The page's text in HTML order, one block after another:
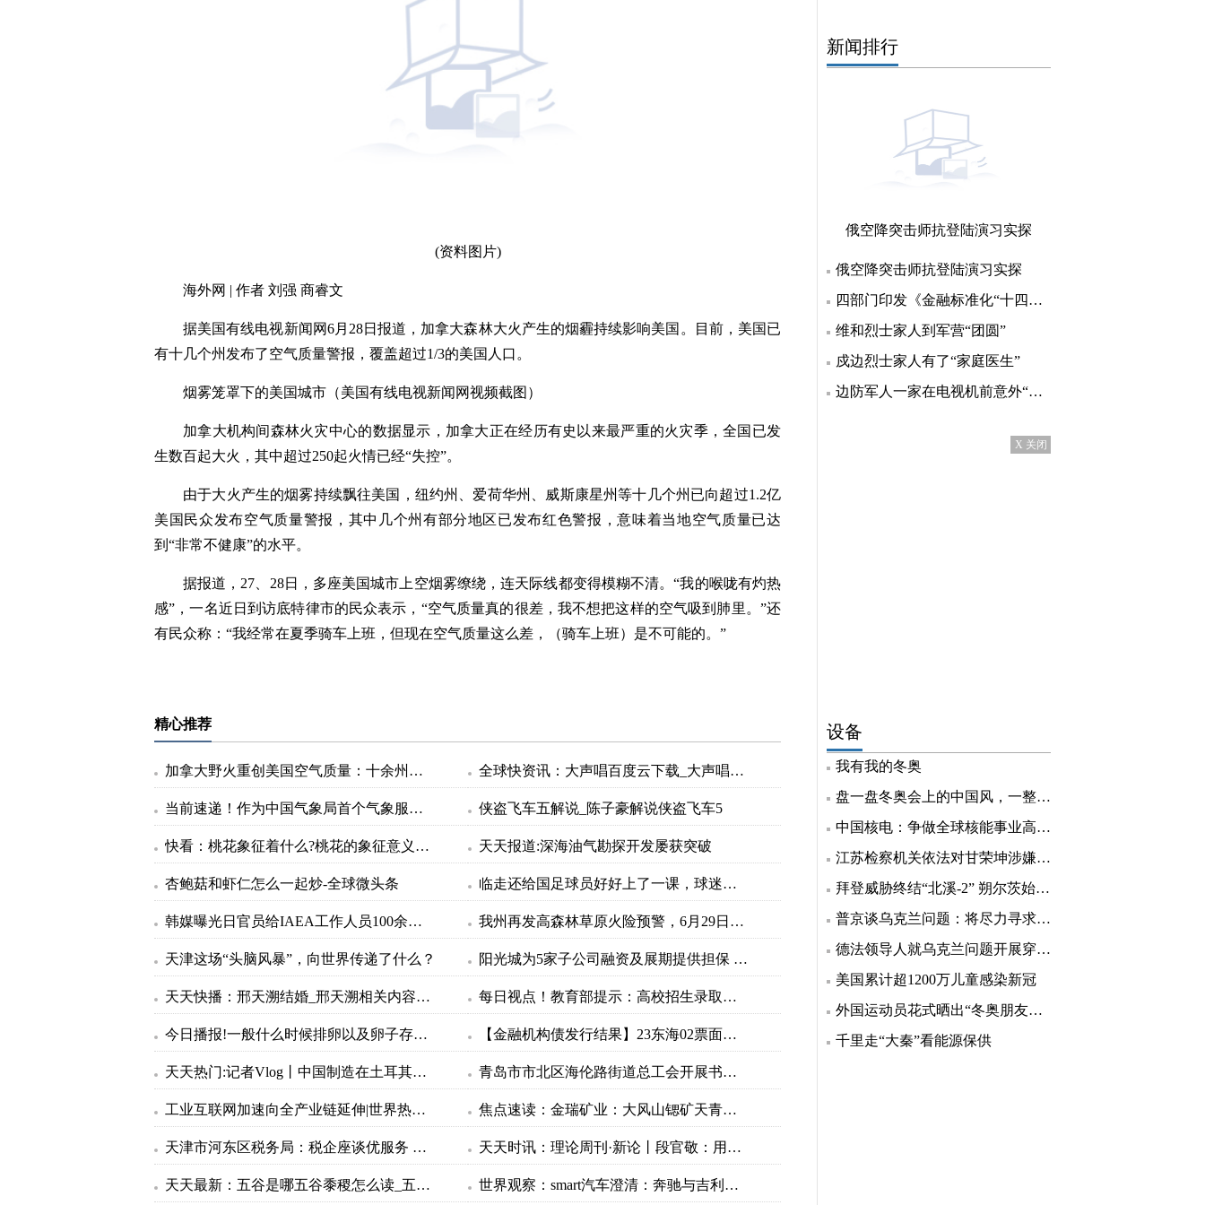
(资料图片)
海外网 | 作者 刘强 商睿文
据美国有线电视新闻网6月28日报道，加拿大森林大火产生的烟霾持续影响美国。目前，美国已
有十几个州发布了空气质量警报，覆盖超过1/3的美国人口。
烟雾笼罩下的美国城市（美国有线电视新闻网视频截图）
加拿大机构间森林火灾中心的数据显示，加拿大正在经历有史以来最严重的火灾季，全国已发
生数百起大火，其中超过250起火情已经“失控”。
由于大火产生的烟雾持续飘往美国，纽约州、爱荷华州、威斯康星州等十几个州已向超过1.2亿
美国民众发布空气质量警报，其中几个州有部分地区已发布红色警报，意味着当地空气质量已达
到“非常不健康”的水平。
据报道，27、28日，多座美国城市上空烟雾缭绕，连天际线都变得模糊不清。“我的喉咙有灼热
感”，一名近日到访底特律市的民众表示，“空气质量真的很差，我不想把这样的空气吸到肺里。”还
有民众称：“我经常在夏季骑车上班，但现在空气质量这么差，（骑车上班）是不可能的。”
精心推荐
加拿大野火重创美国空气质量：十余州发布警报 覆盖全美1/3人口-焦点热闻 全球快资讯：大声唱百度云下载_大声唱mp3下载
当前速递！作为中国气象局首个气象服务示范计划风能太阳能发电精细化气象服务示范计划7月1日启动 侠盗飞车五解说_陈子豪解说侠盗飞车5
快看：桃花象征着什么?桃花的象征意义是什么？ 天天报道:深海油气勘探开发屡获突破
杏鲍菇和虾仁怎么一起炒-全球微头条 临走还给国足球员好好上了一课，球迷：中超就该多引进这样的外援
韩媒曝光日官员给IAEA工作人员100余万欧元，外交部：日政府有责任作出解释 环球热文 我州再发高森林草原火险预警，6月29日——7月2日，得荣县为黄色预警区域
天津这场“头脑风暴”，向世界传递了什么？ 阳光城为5家子公司融资及展期提供担保 累计金额18.6亿元
天天快播：邢天溯结婚_邢天溯相关内容简介介绍 每日视点！教育部提示：高校招生录取期间谨防受骗
今日播报!一般什么时候排卵以及卵子存活多久_一般什么时候排卵 【金融机构债发行结果】23东海02票面利率为3.6000%
天天热门:记者Vlog丨中国制造在土耳其火出圈！ 青岛市市北区海伦路街道总工会开展书画展活动 世界即时
工业互联网加速向全产业链延伸|世界热头条 焦点速读：金瑞矿业：大风山锶矿天青石选矿工艺技术取得重大进展
天津市河东区税务局：税企座谈优服务 齐心协力谋发展 全球微头条 天天时讯：理论周刊·新论丨段官敬：用好“千万工程”这个乡村振兴“金钥匙”
天天最新：五谷是哪五谷黍稷怎么读_五谷是哪五谷 世界观察：smart汽车澄清：奔驰与吉利没有退出股东行列
新闻排行
俄空降突击师抗登陆演习实探
俄空降突击师抗登陆演习实探
四部门印发《金融标准化“十四五”发展规划》 明确七方
维和烈士家人到军营“团圆”
戍边烈士家人有了“家庭医生”
边防军人一家在电视机前意外“团聚”
X 关闭
设备
我有我的冬奥
盘一盘冬奥会上的中国风，一整个自豪住了！
中国核电：争做全球核能事业高质量发展的引领者
江苏检察机关依法对甘荣坤涉嫌受贿案提起公诉
拜登威胁终结“北溪-2” 朔尔茨始终没松口
普京谈乌克兰问题：将尽力寻求各方都接受的折中方案
德法领导人就乌克兰问题开展穿梭外交
美国累计超1200万儿童感染新冠
外国运动员花式晒出“冬奥朋友圈”，老有爱了
千里走“大秦”看能源保供